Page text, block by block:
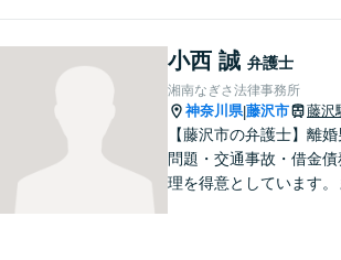
トップサービスを提供し
ます。【WEB相談可】【
ド払い・分割払い可】
小西 誠 弁護士
湘南なぎさ法律事務所
神奈川県|藤沢市 藤沢
【藤沢市の弁護士】離
問題・交通事故・借金
理を得意としています。